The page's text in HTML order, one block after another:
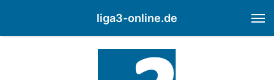
liga3-online.de